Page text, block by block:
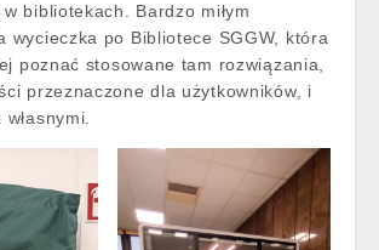
bibliotekach.
Bardzo miłym
wycieczka po Bibliotece SGGW, która
poznać stosowane tam rozwiązania,
przeznaczone dla użytkowników, i